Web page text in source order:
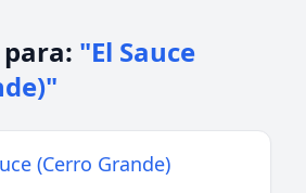
"El Sauce
(Cerro Grande)